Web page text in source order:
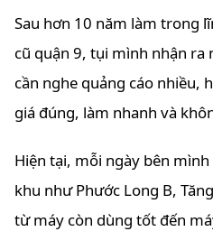
Sau hơn 10 năm làm trong
cũ quận 9, tụi mình nhận ra
cần nghe quảng cáo
giá đúng, làm nhanh và
Hiện tại, mỗi ngày bên
khu như Phước Long B,
từ máy còn dùng tốt đến